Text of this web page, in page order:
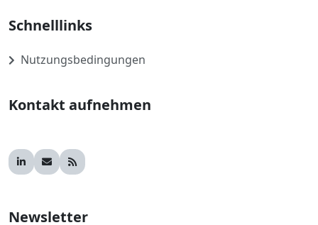
Schnelllinks
Nutzungsbedingungen
Kontakt aufnehmen
Newsletter